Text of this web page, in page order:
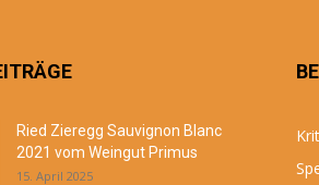
Ried Zieregg Sauvignon Blanc
2021 vom Weingut Primus
15. April 2025